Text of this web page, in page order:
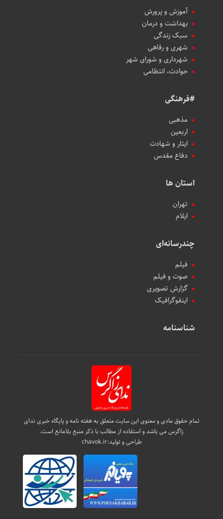
آموزش و پرورش
بهداشت و درمان
سبک زندگی
شهری و رفاهی
شهرداری و شورای شهر
حوادث، انتظامی
#فرهنگی
مذهبی
اربعین
ایثار و شهادت
دفاع مقدس
استان ها
تهران
ایلام
چندرسانه‌ای
فیلم
صوت و فیلم
گزارش تصویری
اینفوگرافیک
شناسنامه
تمام حقوق مادی و معنوی این سایت متعلق به هفته نامه و پایگاه خبری ندای
زاگرس می باشد و استفاده از مطالب با ذکر منبع بلامانع است.
طراحی و تولید:chavok.ir